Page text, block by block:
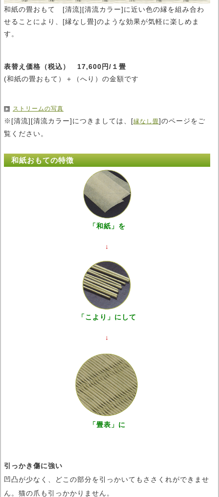
和紙の畳おもて [清流][清流カラー]に近い色の縁を組み合わ
せることにより、[縁なし畳]のような効果が気軽に楽しめま
す。
表替え価格（税込） 17,600円/１畳
(和紙の畳おもて）＋（へり）の金額です
ストリームの写真
※[清流][清流カラー]につきましては、[縁なし畳]のページをご
覧ください。
和紙おもての特徴
「和紙」を
「こより」にして
「畳表」に
引っかき傷に強い
凹凸が少なく、どこの部分を引っかいてもささくれができませ
ん。猫の爪も引っかかりません。